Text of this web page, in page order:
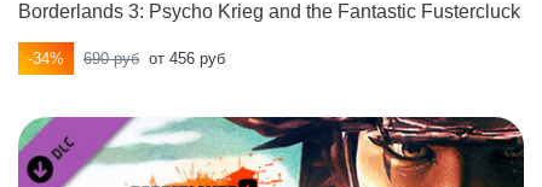
Borderlands 3: Psycho Krieg and the Fantastic Fustercluck
-34% 690 руб от 456 руб